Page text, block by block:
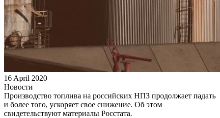
16 April 2020
Новости
Производство топлива на российских НПЗ продолжает падать
и более того, ускоряет свое снижение. Об этом
свидетельствуют материалы Росстата.